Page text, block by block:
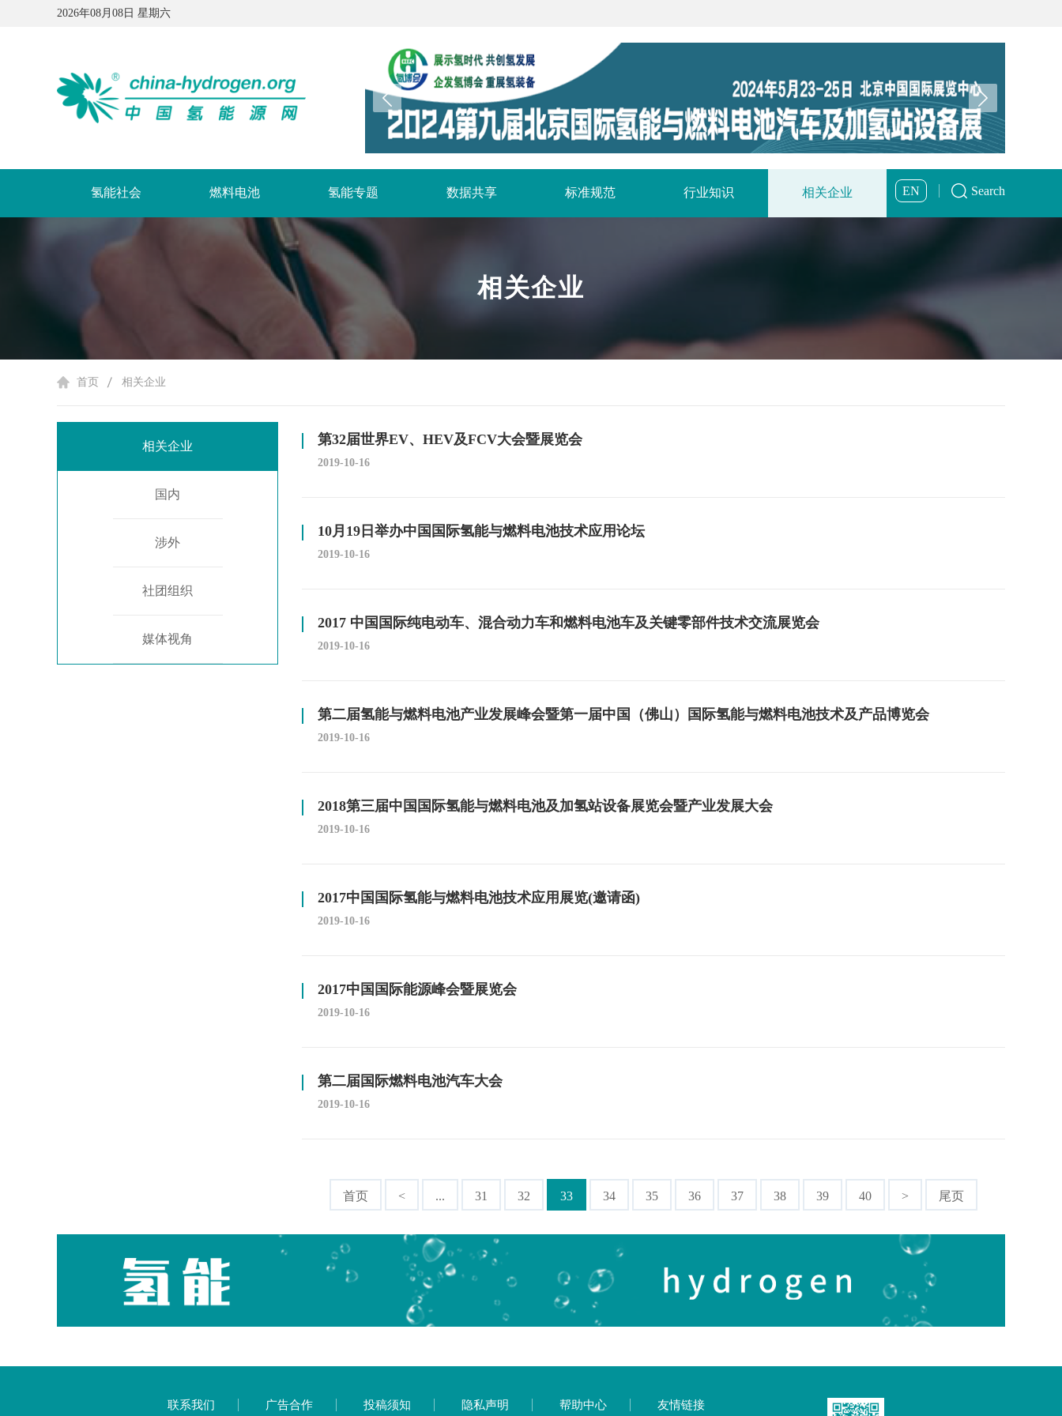
2026年08月08日 星期六
氢能社会 燃料电池 氢能专题 数据共享 标准规范 行业知识 相关企业 EN Search
相关企业
首页 相关企业
相关企业
国内
涉外
社团组织
媒体视角
第32届世界EV、HEV及FCV大会暨展览会
2019-10-16
10月19日举办中国国际氢能与燃料电池技术应用论坛
2019-10-16
2017 中国国际纯电动车、混合动力车和燃料电池车及关键零部件技术交流展览会
2019-10-16
第二届氢能与燃料电池产业发展峰会暨第一届中国（佛山）国际氢能与燃料电池技术及产品博览会
2019-10-16
2018第三届中国国际氢能与燃料电池及加氢站设备展览会暨产业发展大会
2019-10-16
2017中国国际氢能与燃料电池技术应用展览(邀请函)
2019-10-16
2017中国国际能源峰会暨展览会
2019-10-16
第二届国际燃料电池汽车大会
2019-10-16
首页 < ... 31 32 33 34 35 36 37 38 39 40 > 尾页
联系我们 广告合作 投稿须知 隐私声明 帮助中心 友情链接